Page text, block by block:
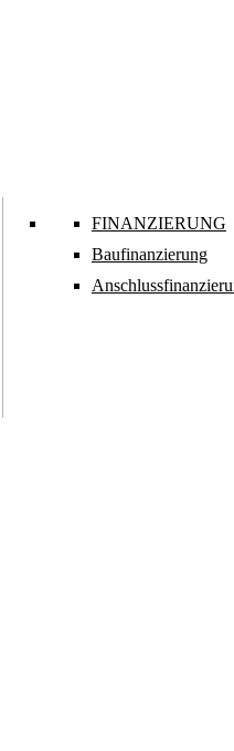
FINANZIERUNG
Baufinanzierung